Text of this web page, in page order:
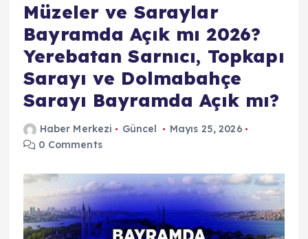
Müzeler ve Saraylar
Bayramda Açık mı 2026?
Yerebatan Sarnıcı, Topkapı
Sarayı ve Dolmabahçe
Sarayı Bayramda Açık mı?
Haber Merkezi Güncel
Mayıs 25, 2026
0 Comments